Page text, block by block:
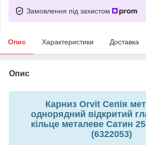
Замовлення під захистом
Опис Характеристики Доставка
Опис
Карниз Orvit Сепія
однорядний відкритий
кільце металеве Сатин
(6322053)